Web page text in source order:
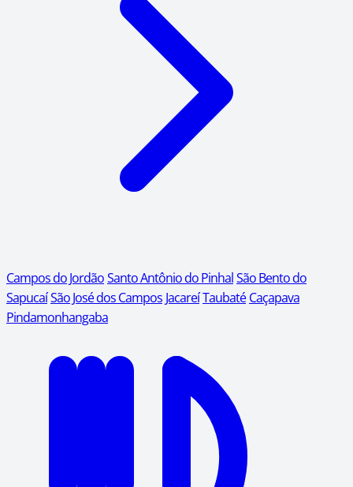
Campos do JordãoSanto Antônio do PinhalSão Bento do
SapucaíSão José dos Campos JacareíTaubaté Caçapava
Pindamonhangaba